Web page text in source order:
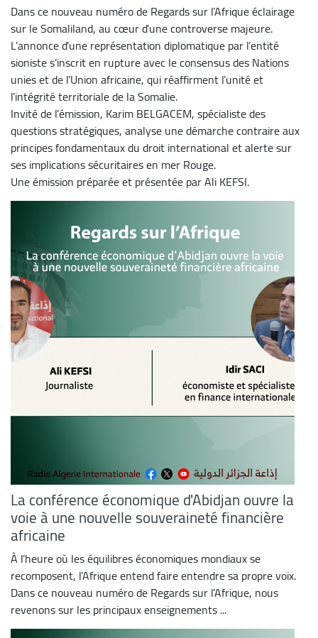
Dans ce nouveau numéro de Regards sur l’Afrique éclairage
sur le Somaliland, au cœur d’une controverse majeure.
L’annonce d’une représentation diplomatique par l’entité
sioniste s’inscrit en rupture avec le consensus des Nations
unies et de l’Union africaine, qui réaffirment l’unité et
l’intégrité territoriale de la Somalie.
Invité de l’émission, Karim BELGACEM, spécialiste des
questions stratégiques, analyse une démarche contraire aux
principes fondamentaux du droit international et alerte sur
ses implications sécuritaires en mer Rouge.
Une émission préparée et présentée par Ali KEFSI.
La conférence économique d'Abidjan ouvre la
voie à une nouvelle souveraineté financière
africaine
À l’heure où les équilibres économiques mondiaux se
recomposent, l’Afrique entend faire entendre sa propre voix.
Dans ce nouveau numéro de Regards sur l’Afrique, nous
revenons sur les principaux enseignements ...